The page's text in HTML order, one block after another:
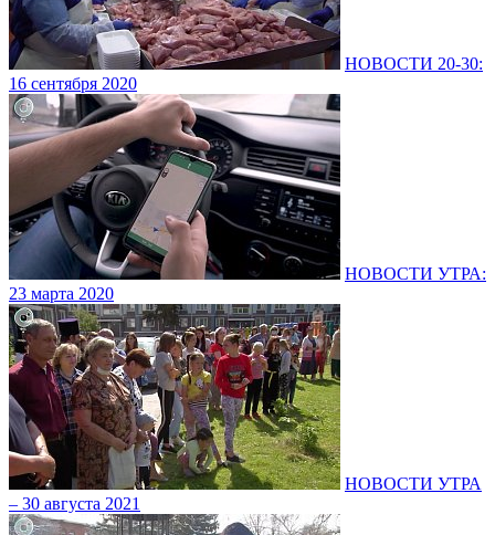
НОВОСТИ 20-30:
16 сентября 2020
НОВОСТИ УТРА:
23 марта 2020
НОВОСТИ УТРА
– 30 августа 2021